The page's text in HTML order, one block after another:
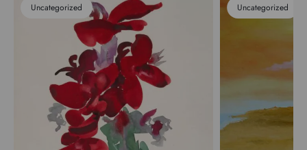
Uncategorized Uncategorized